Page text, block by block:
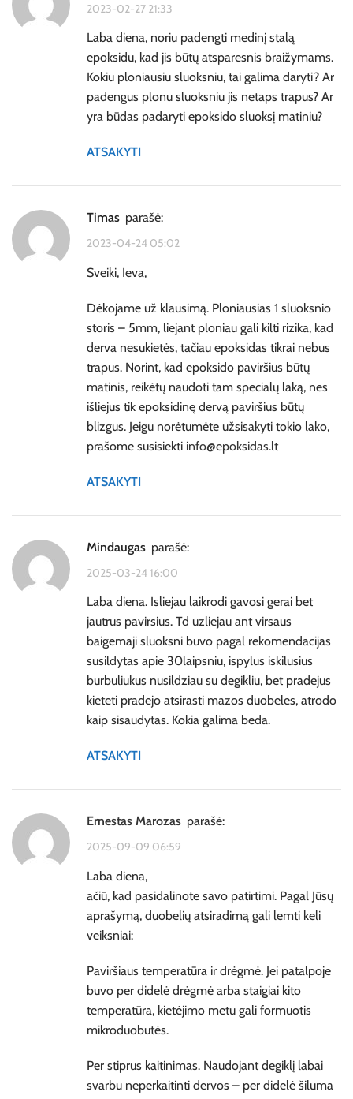
2023-02-27 21:33
Laba diena, noriu padengti medinį stalą
epoksidu, kad jis būtų atsparesnis braižymams.
Kokiu ploniausiu sluoksniu, tai galima daryti? Ar
padengus plonu sluoksniu jis netaps trapus? Ar
yra būdas padaryti epoksido sluoksį matiniu?
ATSAKYTI
timas parašė:
2023-04-24 05:02
Sveiki, Ieva,
Dėkojame už klausimą. Ploniausias 1 sluoksnio
storis – 5mm, liejant ploniau gali kilti rizika, kad
derva nesukietės, tačiau epoksidas tikrai nebus
trapus. Norint, kad epoksido paviršius būtų
matinis, reikėtų naudoti tam specialų laką, nes
išliejus tik epoksidinę dervą paviršius būtų
blizgus. Jeigu norėtumėte užsisakyti tokio lako,
prašome susisiekti info@epoksidas.lt
ATSAKYTI
Mindaugas parašė:
2025-03-24 16:00
Laba diena. Isliejau laikrodi gavosi gerai bet
jautrus pavirsius. Td uzliejau ant virsaus
baigemaji sluoksni buvo pagal rekomendacijas
susildytas apie 30laipsniu, ispylus iskilusius
burbuliukus nusildziau su degikliu, bet pradejus
kieteti pradejo atsirasti mazos duobeles, atrodo
kaip sisaudytas. Kokia galima beda.
ATSAKYTI
Ernestas Marozas parašė:
2025-09-09 06:59
Laba diena,
ačiū, kad pasidalinote savo patirtimi. Pagal Jūsų
aprašymą, duobelių atsiradimą gali lemti keli
veiksniai:
Paviršiaus temperatūra ir drėgmė. Jei patalpoje
buvo per didelė drėgmė arba staigiai kito
temperatūra, kietėjimo metu gali formuotis
mikroduobutės.
Per stiprus kaitinimas. Naudojant degiklį labai
svarbu neperkaitinti dervos – per didelė šiluma